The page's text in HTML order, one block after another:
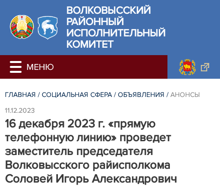
ВОЛКОВЫССКИЙ
РАЙОННЫЙ
ИСПОЛНИТЕЛЬНЫЙ
КОМИТЕТ
ГЛАВНАЯ / СОЦИАЛЬНАЯ СФЕРА / ОБЪЯВЛЕНИЯ / АНОНСЫ
11.12.2023
16 декабря 2023 г. «прямую
телефонную линию» проведет
заместитель председателя
Волковысского райисполкома
Соловей Игорь Александрович